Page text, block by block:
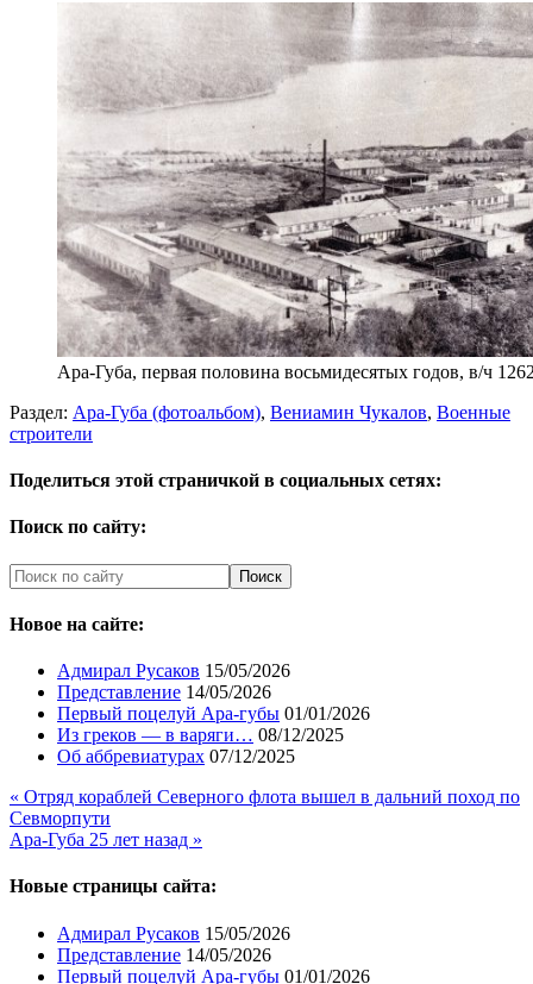
Ара-Губа, первая половина восьмидесятых годов, в/ч
Раздел: Ара-Губа (фотоальбом), Вениамин Чукалов, Военные
строители
Поделиться этой страничкой в социальных сетях:
Поиск по сайту:
Новое на сайте:
Адмирал Русаков 15/05/2026
Представление 14/05/2026
Первый поцелуй Ара-губы 01/01/2026
Из греков — в варяги… 08/12/2025
Об аббревиатурах 07/12/2025
« Отряд кораблей Северного флота вышел в дальний поход по
Севморпути
Ара-Губа 25 лет назад »
Новые страницы сайта:
Адмирал Русаков 15/05/2026
Представление 14/05/2026
Первый поцелуй Ара-губы 01/01/2026